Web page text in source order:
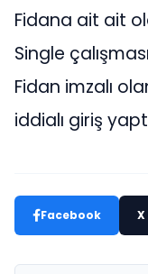
Fidana ait ait
Single
Fidan imzalı
iddialı giriş
Facebook